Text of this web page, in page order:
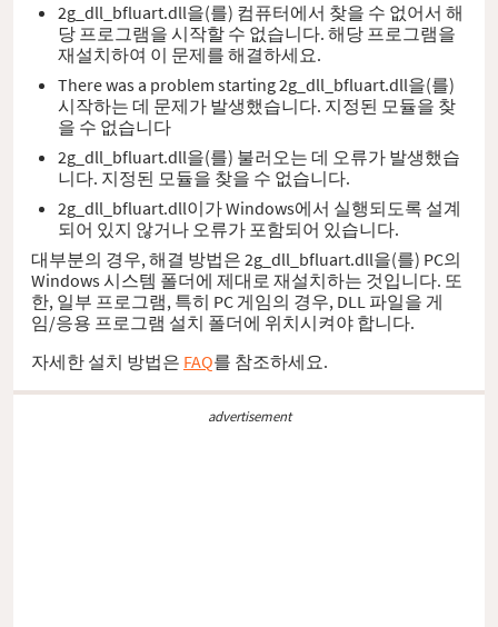
2g_dll_bfluart.dll을(를) 컴퓨터에서 찾을 수 없어서 해
당 프로그램을 시작할 수 없습니다. 해당 프로그램을
재설치하여 이 문제를 해결하세요.
There was a problem starting 2g_dll_bfluart.dll을(를)
시작하는 데 문제가 발생했습니다. 지정된 모듈을 찾
을 수 없습니다
2g_dll_bfluart.dll을(를) 불러오는 데 오류가 발생했습
니다. 지정된 모듈을 찾을 수 없습니다.
2g_dll_bfluart.dll이가 Windows에서 실행되도록 설계
되어 있지 않거나 오류가 포함되어 있습니다.
대부분의 경우, 해결 방법은 2g_dll_bfluart.dll을(를) PC의
Windows 시스템 폴더에 제대로 재설치하는 것입니다. 또
한, 일부 프로그램, 특히 PC 게임의 경우, DLL 파일을 게
임/응용 프로그램 설치 폴더에 위치시켜야 합니다.
자세한 설치 방법은 FAQ를 참조하세요.
advertisement